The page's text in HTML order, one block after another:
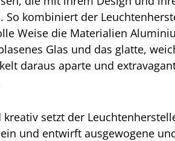
So kombiniert der
Weise die Materialien
Glas und das glatte,
daraus aparte und
kreativ setzt der
und entwirft ausgewogene